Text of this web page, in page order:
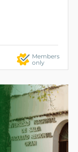
Members
only